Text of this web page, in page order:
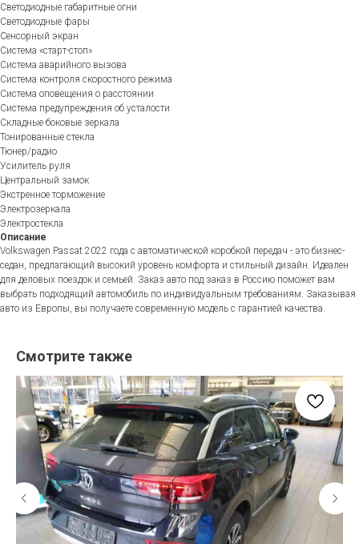
Светодиодные габаритные огни
Светодиодные фары
Сенсорный экран
Система «старт-стоп»
Система аварийного вызова
Система контроля скоростного режима
Система оповещения о расстоянии
Система предупреждения об усталости
Складные боковые зеркала
Тонированные стекла
Тюнер/радио
Усилитель руля
Центральный замок
Экстренное торможение
Электрозеркала
Электростекла
Описание
Volkswagen Passat 2022 года с автоматической коробкой передач - это бизнес-
седан, предлагающий высокий уровень комфорта и стильный дизайн. Идеален
для деловых поездок и семьей. Заказ авто под заказ в Россию поможет вам
выбрать подходящий автомобиль по индивидуальным требованиям. Заказывая
авто из Европы, вы получаете современную модель с гарантией качества.
Смотрите также